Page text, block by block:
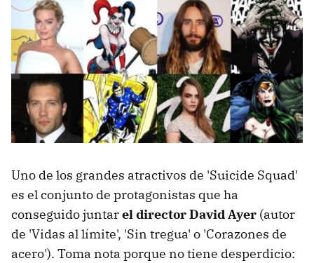
Uno de los grandes atractivos de 'Suicide Squad'
es el conjunto de protagonistas que ha
conseguido juntarel director David Ayer (autor
de 'Vidas al límite', 'Sin tregua' o 'Corazones de
acero'). Toma nota porque no tiene desperdicio: